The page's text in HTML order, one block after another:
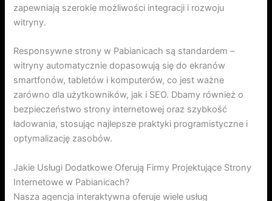
zapewniają szerokie możliwości integracji i rozwoju
witryny.
Responsywne strony w Pabianicach są standardem –
witryny automatycznie dopasowują się do ekranów
smartfonów, tabletów i komputerów, co jest ważne
zarówno dla użytkowników, jak i SEO. Dbamy również o
bezpieczeństwo strony internetowej oraz szybkość
ładowania, stosując najlepsze praktyki programistyczne i
optymalizację zasobów.
Jakie Usługi Dodatkowe Oferują Firmy Projektujące Strony
Internetowe w Pabianicach?
Nasza agencja interaktywna oferuje wiele usług